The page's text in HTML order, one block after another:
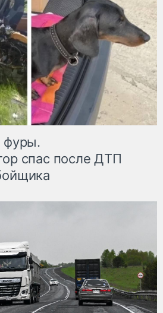
фуры.
спас после ДТП